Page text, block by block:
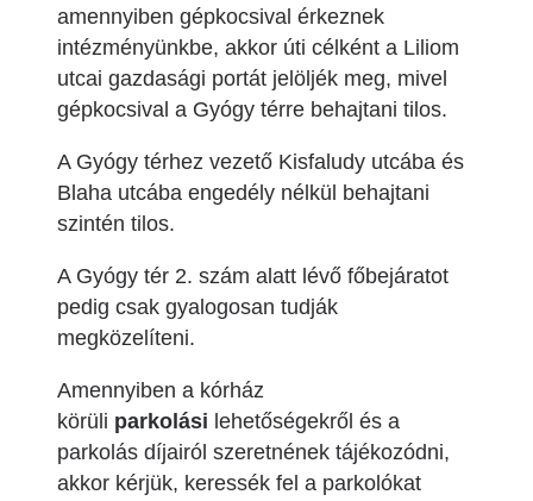
amennyiben gépkocsival érkeznek
intézményünkbe, akkor úti célként a Liliom
utcai gazdasági portát jelöljék meg, mivel
gépkocsival a Gyógy térre behajtani tilos.
A Gyógy térhez vezető Kisfaludy utcába és
Blaha utcába engedély nélkül behajtani
szintén tilos.
A Gyógy tér 2. szám alatt lévő főbejáratot
pedig csak gyalogosan tudják
megközelíteni.
Amennyiben a kórház
körüli parkolási lehetőségekről és a
parkolás díjairól szeretnének tájékozódni,
akkor kérjük, keressék fel a parkolókat